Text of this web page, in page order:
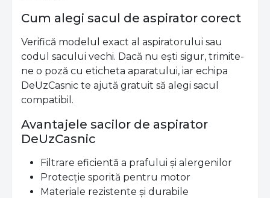
Cum alegi sacul de aspirator corect
Verifică modelul exact al aspiratorului sau
codul sacului vechi. Dacă nu ești sigur, trimite-
ne o poză cu eticheta aparatului, iar echipa
DeUzCasnic te ajută gratuit să alegi sacul
compatibil.
Avantajele sacilor de aspirator
DeUzCasnic
Filtrare eficientă a prafului și alergenilor
Protecție sporită pentru motor
Materiale rezistente și durabile